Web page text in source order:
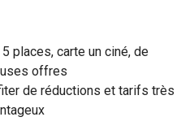
places, carte un ciné, de
offres
de réductions et tarifs très